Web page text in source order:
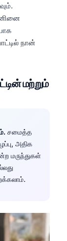
நான்
மற்றும்
சமைத்த
அதிக
மருந்துகள்